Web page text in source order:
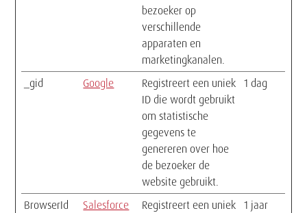
bezoeker op
verschillende
apparaten en
marketingkanalen.
_gid Google
Registreert een uniek
ID die wordt gebruikt
om statistische
gegevens te
genereren over hoe
de bezoeker de
website gebruikt.
1 dag
BrowserId Salesforce
Registreert een uniek
1 jaar